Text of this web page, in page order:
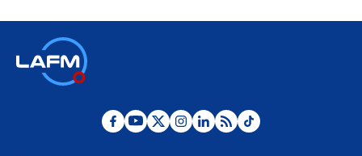
Posesión de Abelardo De La Espriella